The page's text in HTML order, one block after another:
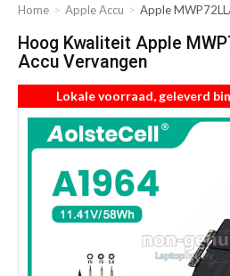
Home Apple Accu Apple
Hoog Kwaliteit Apple
Accu Vervangen
Lokale voorraad, geleverd